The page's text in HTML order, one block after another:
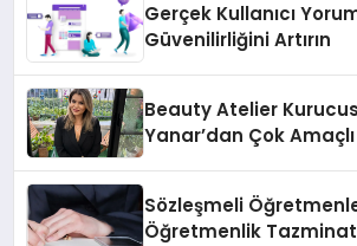
Gerçek Kullanıcı
Güvenilirliğini Artırın
Beauty Atelier
Yanar’dan Çok
Sözleşmeli
Öğretmenlik